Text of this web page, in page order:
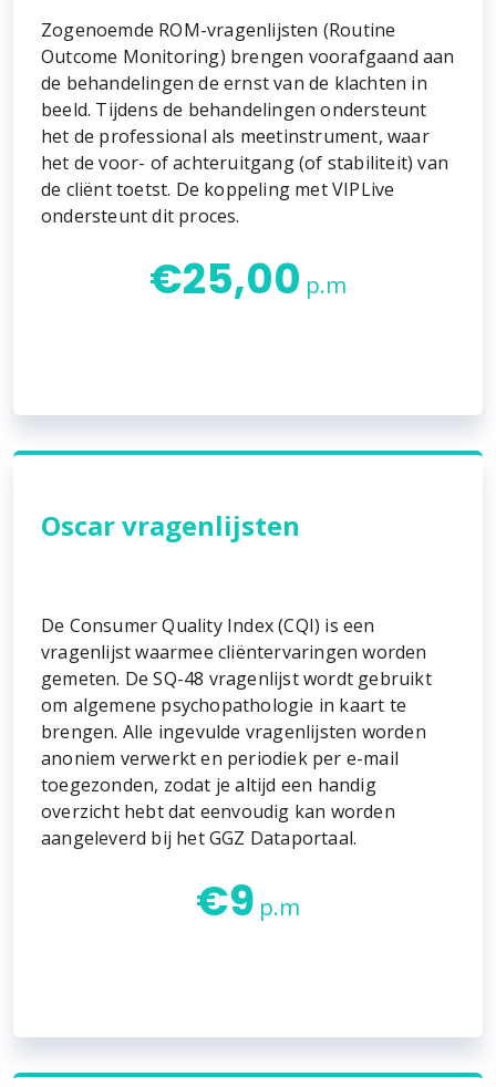
Zogenoemde ROM-vragenlijsten (Routine
Outcome Monitoring) brengen voorafgaand aan
de behandelingen de ernst van de klachten in
beeld. Tijdens de behandelingen ondersteunt
het de professional als meetinstrument, waar
het de voor- of achteruitgang (of stabiliteit) van
de cliënt toetst. De koppeling met VIPLive
ondersteunt dit proces.
€25,00 p.m
Oscar vragenlijsten
De Consumer Quality Index (CQI) is een
vragenlijst waarmee cliëntervaringen worden
gemeten. De SQ-48 vragenlijst wordt gebruikt
om algemene psychopathologie in kaart te
brengen. Alle ingevulde vragenlijsten worden
anoniem verwerkt en periodiek per e-mail
toegezonden, zodat je altijd een handig
overzicht hebt dat eenvoudig kan worden
aangeleverd bij het GGZ Dataportaal.
€9 p.m